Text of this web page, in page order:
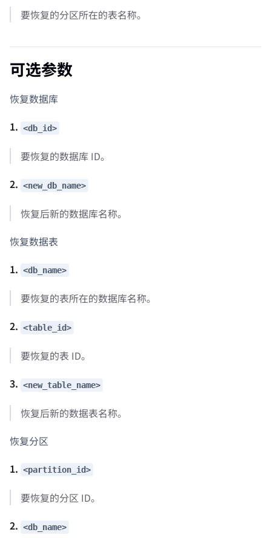
要恢复的分区所在的表名称。
可选参数
恢复数据库
1. <db_id>
要恢复的数据库 ID。
2. <new_db_name>
恢复后新的数据库名称。
恢复数据表
1. <db_name>
要恢复的表所在的数据库名称。
2. <table_id>
要恢复的表 ID。
3. <new_table_name>
恢复后新的数据表名称。
恢复分区
1. <partition_id>
要恢复的分区 ID。
2. <db_name>